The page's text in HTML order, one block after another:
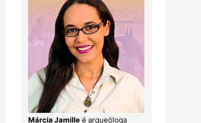
Márcia Jamille é arqueóloga